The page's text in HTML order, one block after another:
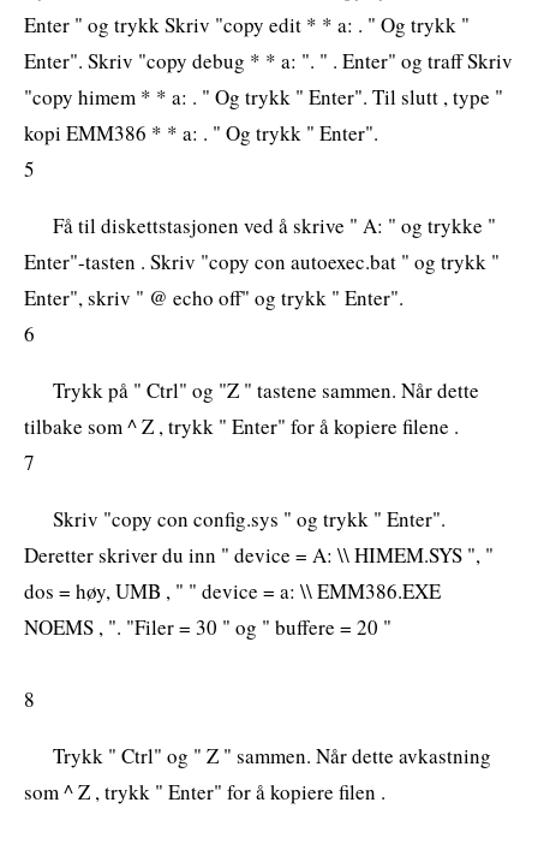
Enter " og trykk Skriv "copy edit * * a: . " Og trykk "
Enter". Skriv "copy debug * * a: ". " . Enter" og traff Skriv
"copy himem * * a: . " Og trykk " Enter". Til slutt , type "
kopi EMM386 * * a: . " Og trykk " Enter".
5
Få til diskettstasjonen ved å skrive " A: " og trykke "
Enter"-tasten . Skriv "copy con autoexec.bat " og trykk "
Enter", skriv " @ echo off" og trykk " Enter".
6
Trykk på " Ctrl" og "Z " tastene sammen. Når dette
tilbake som ^ Z , trykk " Enter" for å kopiere filene .
7
Skriv "copy con config.sys " og trykk " Enter".
Deretter skriver du inn " device = A: \\ HIMEM.SYS ", "
dos = høy, UMB , " " device = a: \\ EMM386.EXE
NOEMS , ". "Filer = 30 " og " buffere = 20 "
8
Trykk " Ctrl" og " Z " sammen. Når dette avkastning
som ^ Z , trykk " Enter" for å kopiere filen .